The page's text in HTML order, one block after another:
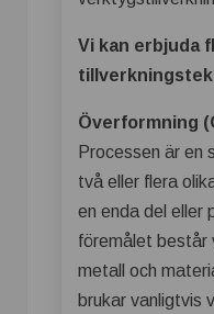
Vi kan erbjuda
Överformning
Processen är en
två eller flera
en enda del eller
föremålet består
metall och
brukar vanligtvis